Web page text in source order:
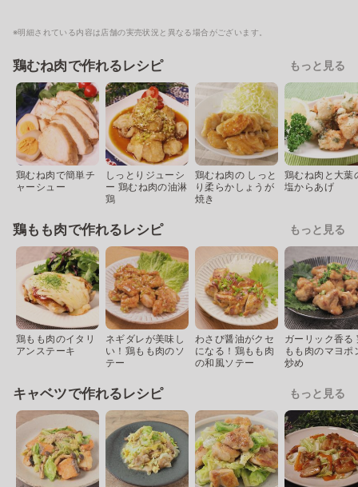
※明細されている内容は店舗の実売状況と異なる場合がございます。
鶏むね肉で作れるレシピ もっと見る
鶏むね肉で簡単チ
ャーシュー
しっとりジューシ
ー 鶏むね肉の油淋
鶏
鶏むね肉の しっと
り柔らかしょうが
焼き
鶏むね肉と大葉
塩からあげ
鶏もも肉で作れるレシピ もっと見る
鶏もも肉のイタリ
アンステーキ
ネギダレが美味し
い！鶏もも肉のソ
テー
わさび醤油がクセ
になる！鶏もも肉
の和風ソテー
ガーリック香る
もも肉のマヨポ
炒め
キャベツで作れるレシピ もっと見る